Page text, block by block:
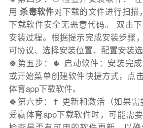
用杀毒软件对下载的文件进行扫描
下载软件安全无恶意代码。 双击
安装过程。根据提示完成安装步骤
可协议、选择安装位置、配置安装选
🍀第五步：🌵 启动软件：安装完
或开始菜单创建软件快捷方式，点
体育app下载软件。
🍀第六步：✝️ 更新和激活（如果需
爱赢体育app下载软件时，可能需